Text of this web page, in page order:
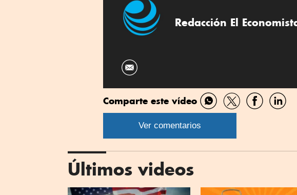
Redacción El
Comparte este vídeo
Compartir
por
Compartir
por
Compartir
Ver comentarios
Últimos videos